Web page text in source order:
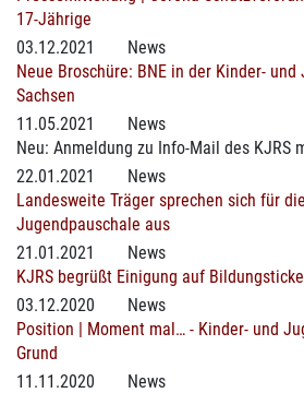
17-Jährige
03.12.2021
News
Neue Broschüre: BNE in der Kinder-
Sachsen
11.05.2021
News
Neu: Anmeldung zu Info-Mail des KJRS
22.01.2021
News
Landesweite Träger sprechen sich für
Jugendpauschale aus
21.01.2021
News
KJRS begrüßt Einigung auf
03.12.2020
News
Position | Moment mal… - Kinder- und
Grund
11.11.2020
News